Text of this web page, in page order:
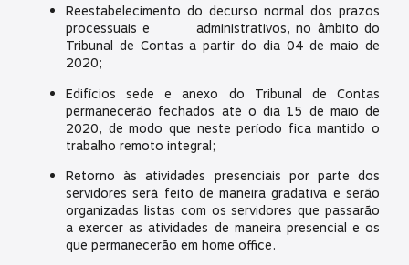
Reestabelecimento do decurso normal dos prazos
processuais e administrativos, no âmbito do
Tribunal de Contas a partir do dia 04 de maio de
2020;
Edifícios sede e anexo do Tribunal de Contas
permanecerão fechados até o dia 15 de maio de
2020, de modo que neste período fica mantido o
trabalho remoto integral;
Retorno às atividades presenciais por parte dos
servidores será feito de maneira gradativa e serão
organizadas listas com os servidores que passarão
a exercer as atividades de maneira presencial e os
que permanecerão em ​home office.